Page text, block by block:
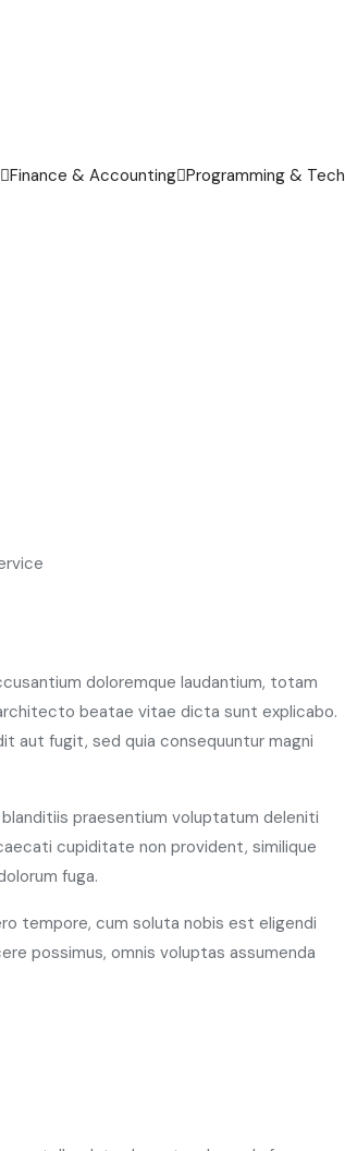
Finance & Accounting Programming & Tech
doloremque laudantium, totam
beatae vitae dicta sunt explicabo.
aut fugit, sed quia consequuntur magni
praesentium voluptatum deleniti
cupiditate non provident, similique
fuga.
tempore, cum soluta nobis est eligendi
possimus, omnis voluptas assumenda